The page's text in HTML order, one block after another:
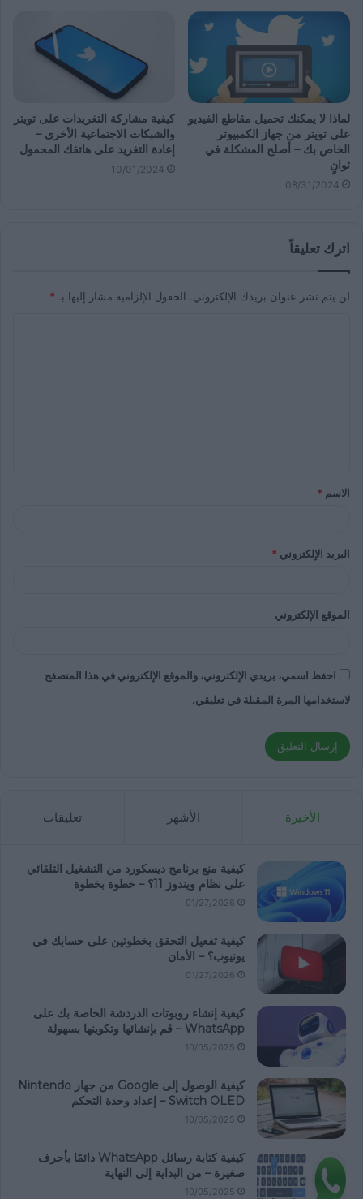
لماذا لا يمكنك تحميل مقاطع الفيديو
على تويتر من جهاز الكمبيوتر
الخاص بك – أصلح المشكلة في
ثوانٍ
08/31/2024
كيفية مشاركة التغريدات على تويتر
والشبكات الاجتماعية الأخرى –
إعادة التغريد على هاتفك المحمول
10/01/2024
اترك تعليقاً
لن يتم نشر عنوان بريدك الإلكتروني. الحقول الإلزامية مشار إليها بـ *
الاسم *
البريد الإلكتروني *
الموقع الإلكتروني
احفظ اسمي، بريدي الإلكتروني، والموقع الإلكتروني في هذا المتصفح
لاستخدامها المرة المقبلة في تعليقي.
الأخيرة الأشهر تعليقات
كيفية منع برنامج ديسكورد من التشغيل التلقائي
على نظام ويندوز 11؟ – خطوة بخطوة
01/27/2026
كيفية تفعيل التحقق بخطوتين على حسابك في
يوتيوب؟ – الأمان
01/27/2026
كيفية إنشاء روبوتات الدردشة الخاصة بك على
WhatsApp – قم بإنشائها وتكوينها بسهولة
10/05/2025
كيفية الوصول إلى Google من جهاز Nintendo
Switch OLED – إعداد وحدة التحكم
10/05/2025
كيفية كتابة رسائل WhatsApp دائمًا بأحرف
صغيرة – من البداية إلى النهاية
10/05/2025